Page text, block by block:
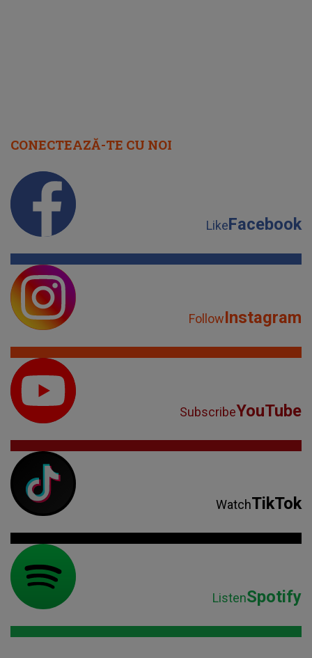
CONECTEAZĂ-TE CU NOI
LikeFacebook
FollowInstagram
SubscribeYouTube
WatchTikTok
ListenSpotify